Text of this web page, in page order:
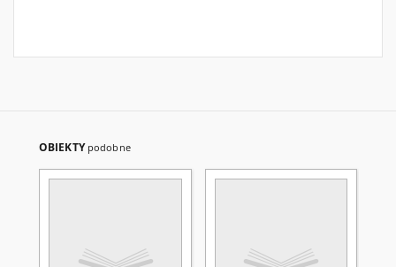
OBIEKTY podobne